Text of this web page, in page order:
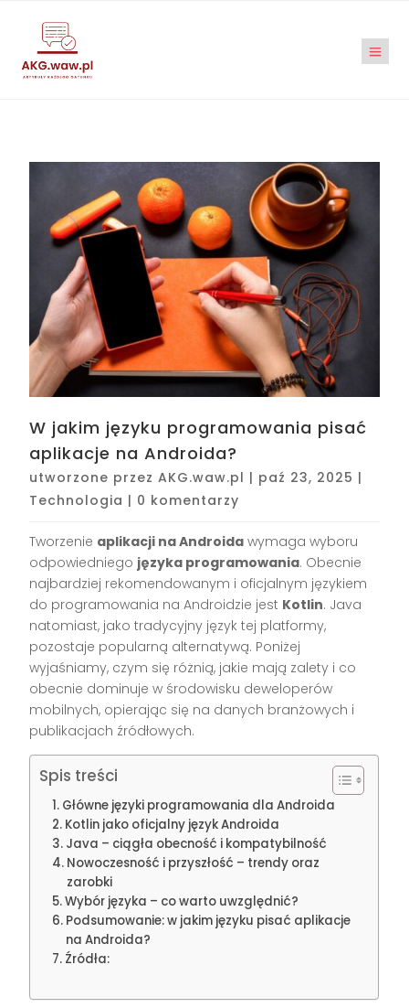
W jakim języku programowania pisać
aplikacje na Androida?
utworzone przezAKG.waw.pl | paź 23, 2025 |
Technologia | 0 komentarzy
Tworzenie aplikacji na Androida wymaga wyboru
odpowiedniego języka programowania. Obecnie
najbardziej rekomendowanym i oficjalnym językiem
do programowania na Androidzie jest Kotlin. Java
natomiast, jako tradycyjny język tej platformy,
pozostaje popularną alternatywą. Poniżej
wyjaśniamy, czym się różnią, jakie mają zalety i co
obecnie dominuje w środowisku deweloperów
mobilnych, opierając się na danych branżowych i
publikacjach źródłowych.
Spis treści
Główne języki programowania dla Androida
Kotlin jako oficjalny język Androida
Java – ciągła obecność i kompatybilność
Nowoczesność i przyszłość – trendy oraz
zarobki
Wybór języka – co warto uwzględnić?
Podsumowanie: w jakim języku pisać aplikacje
na Androida?
Źródła: